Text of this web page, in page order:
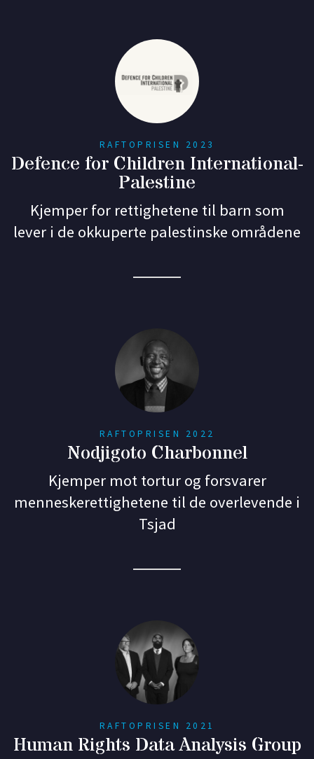
RAFTOPRISEN 2023
Defence for Children International-
Palestine
Kjemper for rettighetene til barn som
lever i de okkuperte palestinske områdene
RAFTOPRISEN 2022
Nodjigoto Charbonnel
Kjemper mot tortur og forsvarer
menneskerettighetene til de overlevende i
Tsjad
RAFTOPRISEN 2021
Human Rights Data Analysis Group